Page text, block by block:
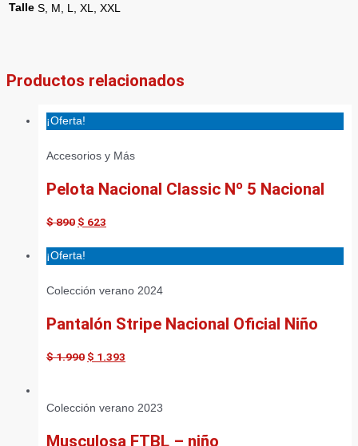
Talle S, M, L, XL, XXL
Productos relacionados
¡Oferta!
Accesorios y Más
Pelota Nacional Classic Nº 5 Nacional
$890 $ 623
¡Oferta!
Colección verano 2024
Pantalón Stripe Nacional Oficial Niño
$1.990 $ 1.393
Colección verano 2023
Musculosa FTBL – niño